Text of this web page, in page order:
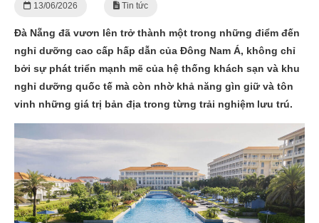
13/06/2026 Tin tức
Đà Nẵng đã vươn lên trở thành một trong những điểm đến
nghỉ dưỡng cao cấp hấp dẫn của Đông Nam Á, không chỉ
bởi sự phát triển mạnh mẽ của hệ thống khách sạn và khu
nghỉ dưỡng quốc tế mà còn nhờ khả năng gìn giữ và tôn
vinh những giá trị bản địa trong từng trải nghiệm lưu trú.